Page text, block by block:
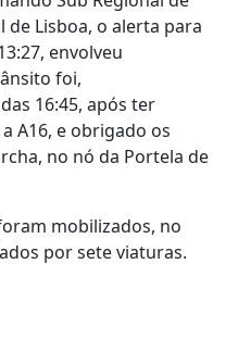
de Lisboa, o alerta para
envolveu
foi,
16:45, após ter
A16, e obrigado os
no nó da Portela de
mobilizados, no
por sete viaturas.